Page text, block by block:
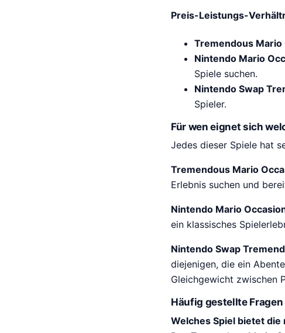
Preis-Leistungs-
Tremendous Mario
Nintendo Mario
Spiele suchen.
Nintendo Swap
Spieler.
Für wen eignet sich
Jedes dieser Spiele hat
Tremendous Mario
Erlebnis suchen und
Nintendo Mario
ein klassisches
Nintendo Swap
diejenigen, die ein
Gleichgewicht zwischen
Häufig gestellte Fragen
Welches Spiel bietet